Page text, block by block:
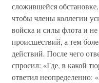
сложившейся
чтобы члены коллегии
войска и силы флота и
происшествий, а тем
действий. После чего
спросил: «Где, в какой
ответил неопределенно: